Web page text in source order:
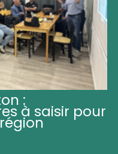
:
à saisir pour